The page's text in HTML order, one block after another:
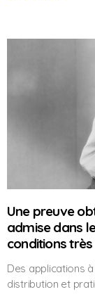
Une preuve
admise dans
conditions
Des applications
distribution et